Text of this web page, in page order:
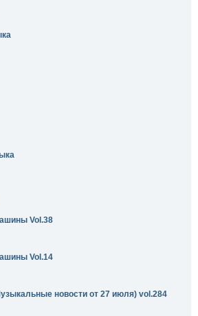
Vol.38
Vol.14
новости от 27 июля) vol.284